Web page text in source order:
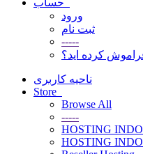
ورود
ثبت نام
-----
کرده اید؟
ناحیه کاربری
Store
Browse All
-----
HOSTING
HOSTING